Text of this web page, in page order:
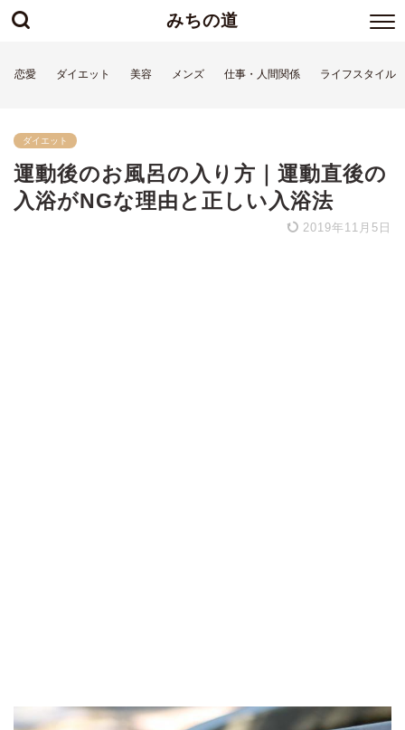
みちの道
恋愛 ダイエット 美容 メンズ 仕事・人間関係 ライフスタイル
ダイエット
運動後のお風呂の入り方｜運動直後の
入浴がNGな理由と正しい入浴法
2019年11月5日